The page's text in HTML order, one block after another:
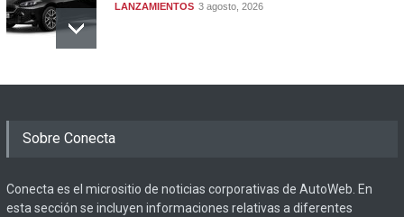
LANZAMIENTOS 3 agosto, 2026
Sobre Conecta
Conecta es el micrositio de noticias corporativas de AutoWeb. En
esta sección se incluyen informaciones relativas a diferentes